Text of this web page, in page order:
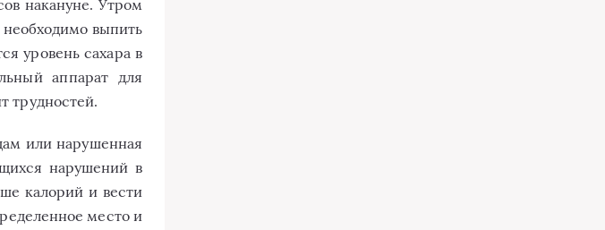
накануне. Утром
необходимо выпить
уровень сахара в
аппарат для
трудностей.
или нарушенная
нарушений в
калорий и вести
место и